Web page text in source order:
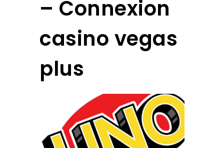
– Connexion
casino vegas
plus